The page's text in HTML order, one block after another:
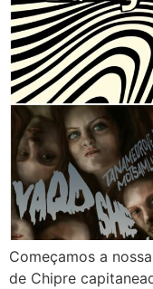
Começamos a
de Chipre